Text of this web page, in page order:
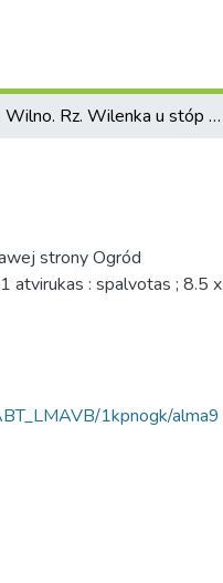
Wilno. Rz. Wilenka u stóp Góry Zamkowej
strony Ogród
atvirukas : spalvotas ; 8.5 x
1kpnogk/alma9